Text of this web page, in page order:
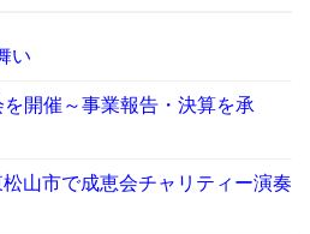
い
開催～事業報告・決算を承
山市で成恵会チャリティー演奏